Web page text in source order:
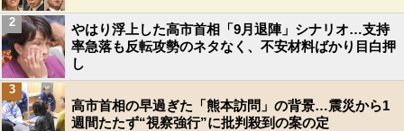
やはり浮上した高市首相「9月退陣」シナリオ…支持
率急落も反転攻勢のネタなく、不安材料ばかり目白押
し
2
高市首相の早過ぎた「熊本訪問」の背景…震災から1
週間たたず“視察強行”に批判殺到の案の定
3